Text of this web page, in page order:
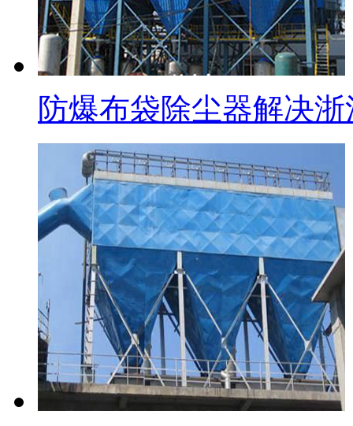
防爆布袋除尘器解决